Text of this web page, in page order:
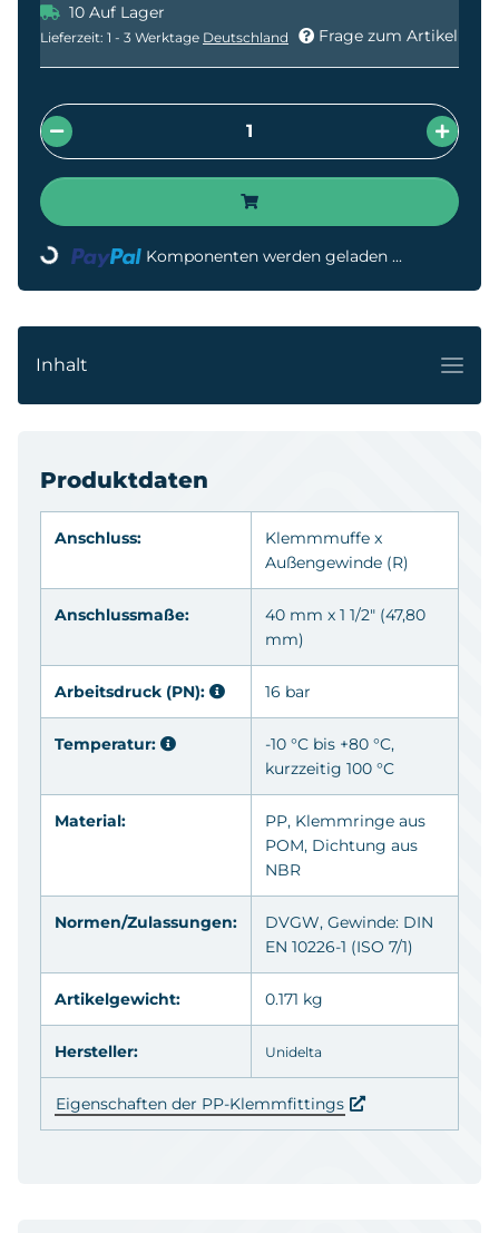
10 Auf Lager
Lieferzeit: 1 - 3 Werktage Deutschland Frage zum Artikel
Komponenten werden geladen ...
Inhalt
Produktdaten
Anschluss:
Klemmmuffe x
Außengewinde (R)
Anschlussmaße:
40 mm x 1 1/2" (47,80
mm)
Arbeitsdruck (PN): 16 bar
Temperatur:
-10 °C bis +80 °C,
kurzzeitig 100 °C
Material: PP, Klemmringe aus
POM, Dichtung aus
NBR
Normen/Zulassungen: DVGW, Gewinde: DIN
EN 10226-1 (ISO 7/1)
Artikelgewicht: 0.171 kg
Hersteller: Unidelta
Eigenschaften der PP-Klemmfittings